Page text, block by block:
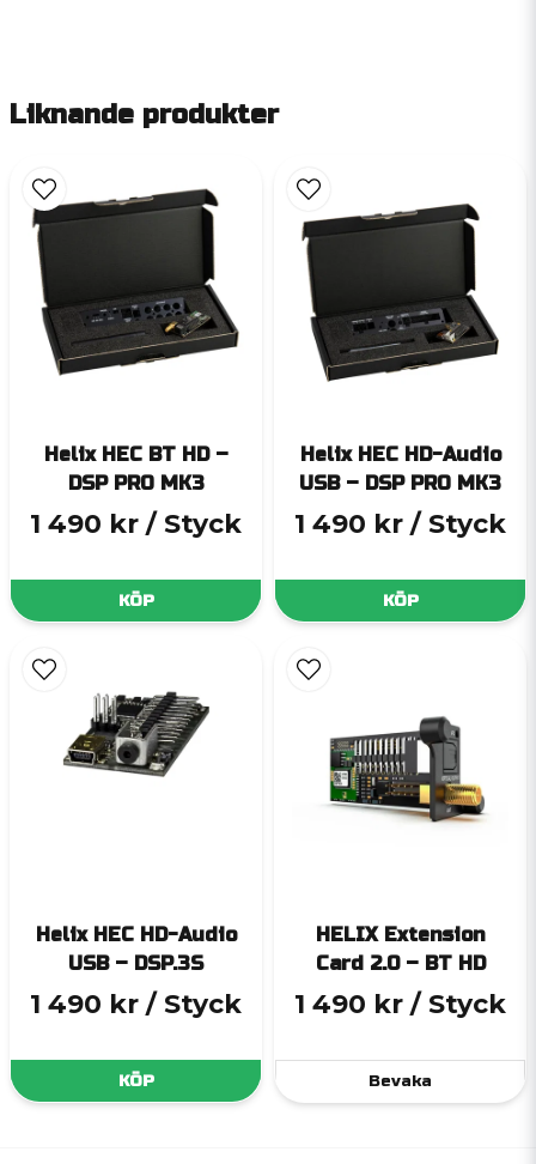
Liknande produkter
Helix HEC BT HD –
DSP PRO MK3
1 490 kr / Styck
KÖP
Helix HEC HD-Audio
USB – DSP PRO MK3
1 490 kr / Styck
KÖP
Helix HEC HD-Audio
USB – DSP.3S
1 490 kr / Styck
KÖP
HELIX Extension
Card 2.0 – BT HD
1 490 kr / Styck
Bevaka